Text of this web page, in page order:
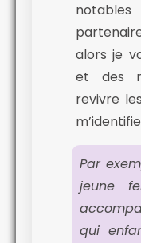
alors je
et des
revivre
m’identifie
Par
jeune
qui